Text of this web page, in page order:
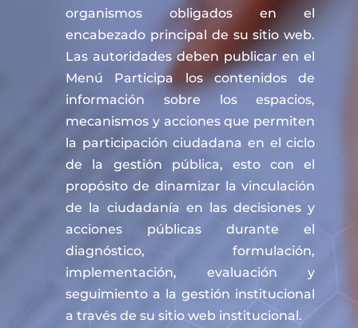
organismos obligados en el
encabezado principal de su sitio web.
Las autoridades deben publicar en el
Menú Participa los contenidos de
información sobre los espacios,
mecanismos y acciones que permiten
la participación ciudadana en el ciclo
de la gestión pública, esto con el
propósito de dinamizar la vinculación
de la ciudadanía en las decisiones y
acciones públicas durante el
diagnóstico, formulación,
implementación, evaluación y
seguimiento a la gestión institucional
a través de su sitio web institucional.